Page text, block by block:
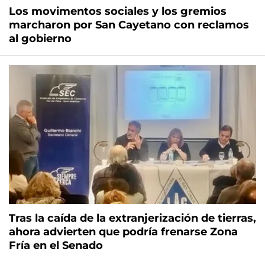
Los movimentos sociales y los gremios
marcharon por San Cayetano con reclamos
al gobierno
Tras la caída de la extranjerización de tierras,
ahora advierten que podría frenarse Zona
Fría en el Senado